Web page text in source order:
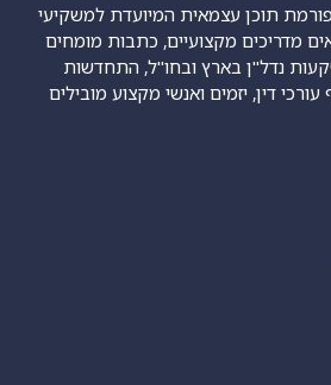
תוכן עצמאית המיועדת למשקיעי
מדריכים מקצועיים, כתבות מומחים
נדל"ן בארץ ובחו"ל, התחדשות
עורכי דין, יזמים ואנשי מקצוע מובילים